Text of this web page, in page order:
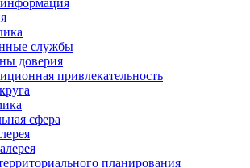
службы
доверия
привлекательность
сфера
планирования